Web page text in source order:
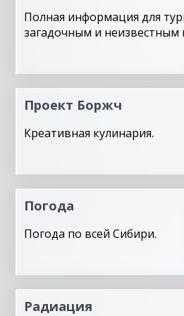
Полная информация для
загадочным и неизвестным
Проект Боржч
Креативная кулинария.
Погода
Погода по всей Сибири.
Радиация